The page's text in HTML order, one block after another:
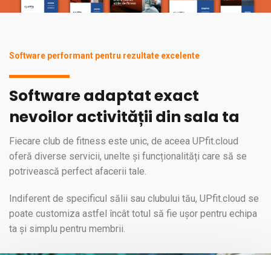
Software performant pentru rezultate excelente
Software adaptat exact
nevoilor activității din sala ta
Fiecare club de fitness este unic, de aceea UPfit.cloud
oferă diverse servicii, unelte și funcționalități care să se
potrivească perfect afacerii tale.
Indiferent de specificul sălii sau clubului tău, UPfit.cloud se
poate customiza astfel încât totul să fie ușor pentru echipa
ta și simplu pentru membrii.